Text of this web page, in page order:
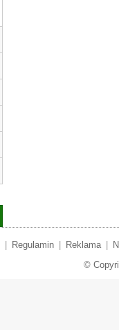
Regulamin Reklama
©